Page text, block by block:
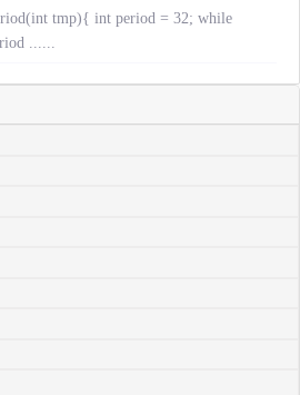
tmp){ int period = 32; while
......